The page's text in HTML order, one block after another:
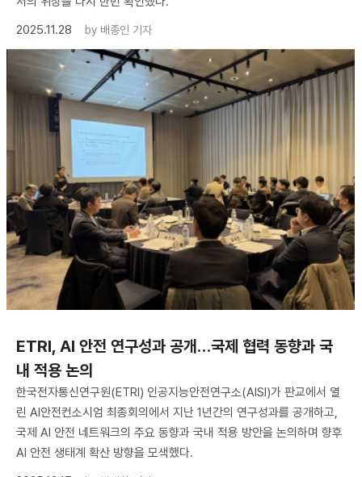
2025.11.28
by 배종인 기자
ETRI, AI 안전 연구성과 공개…국제 협력 동향과 국
내 적용 논의
한국전자통신연구원(ETRI) 인공지능안전연구소(AISI)가 판교에서 열
린 AI안전컨소시엄 최종회의에서 지난 1년간의 연구성과를 공개하고,
국제 AI 안전 네트워크의 주요 동향과 국내 적용 방안을 논의하며 향후
AI 안전 생태계 확산 방향을 모색했다.